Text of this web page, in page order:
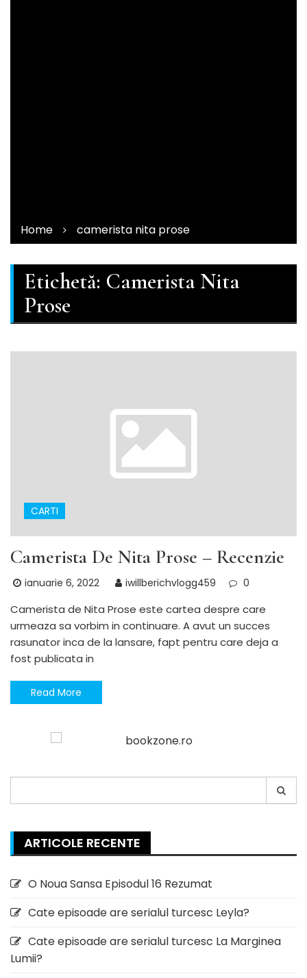
Home camerista nita prose
Etichetă: Camerista Nita
Prose
CARTI
Camerista De Nita Prose – Recenzie
ianuarie 6, 2022 iwillberichvlogg459 0
Camerista de Nita Prose este cartea despre care
urmeaza sa vorbim in continuare. A avut un succes
rasunator inca de la lansare, fapt pentru care deja a
fost publicata in
Read More
for:
ARTICOLE RECENTE
O Noua Sansa Episodul 16 Rezumat
Cate episoade are serialul turcesc Leyla?
Cate episoade are serialul turcesc La Marginea
Lumii?